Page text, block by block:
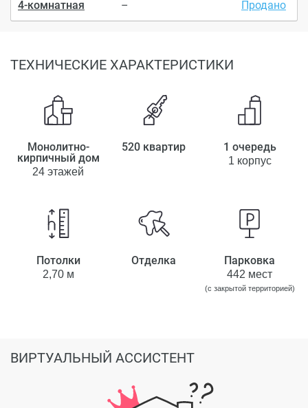
4-комнатная – Продано
ТЕХНИЧЕСКИЕ ХАРАКТЕРИСТИКИ
Монолитно-
кирпичный дом
24 этажей
520 квартир 1 очередь
1 корпус
Потолки
2,70 м
Отделка Парковка
442 мест
(с закрытой территорией)
ВИРТУАЛЬНЫЙ АССИСТЕНТ